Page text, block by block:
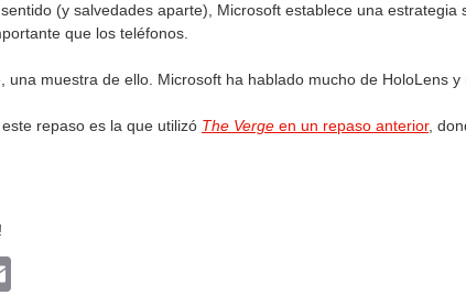
(y salvedades aparte), Microsoft establece una
que los teléfonos.
una muestra de ello. Microsoft ha hablado mucho de HoloLens y
repaso es la que utilizó The Verge en un repaso anterior,